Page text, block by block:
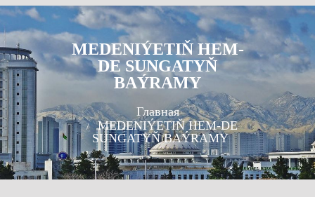
MEDENIÝETIŇ HEM-
DE SUNGATYŇ
BAÝRAMY
Главная
MEDENIÝETIŇ HEM-DE
SUNGATYŇ BAÝRAMY